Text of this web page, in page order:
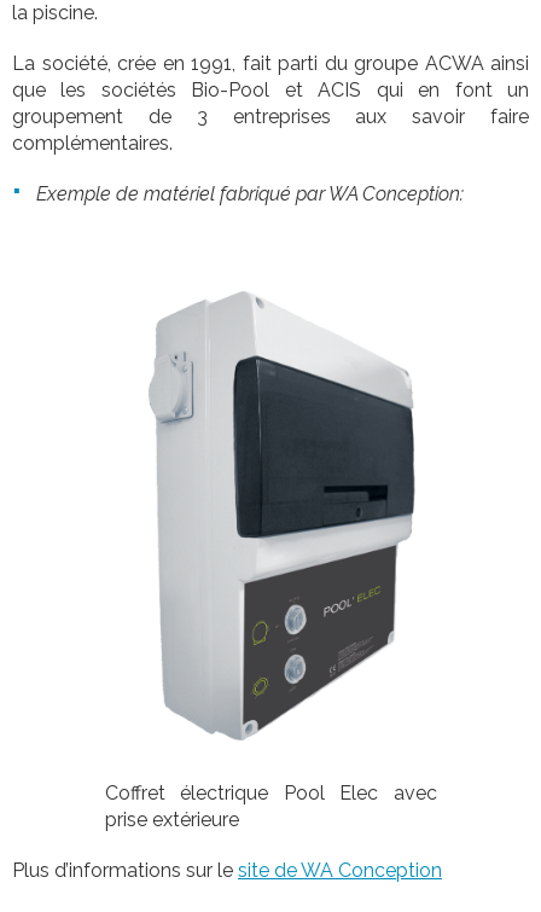
la piscine.
La société, crée en 1991, fait parti du groupe ACWA ainsi
que les sociétés Bio-Pool et ACIS qui en font un
groupement de 3 entreprises aux savoir faire
complémentaires.
Exemple de matériel fabriqué par WA Conception:
Coffret électrique Pool Elec avec
prise extérieure
Plus d’informations sur le site de WA Conception